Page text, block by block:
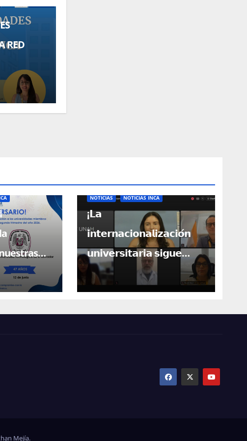
RED
NOTICIAS NOTICIAS INCA
¡𝗟𝗮
𝗶𝗻𝘁𝗲𝗿𝗻𝗮𝗰𝗶𝗼𝗻𝗮𝗹𝗶𝘇𝗮𝗰𝗶𝗼́𝗻
𝘂𝗻𝗶𝘃𝗲𝗿𝘀𝗶𝘁𝗮𝗿𝗶𝗮 𝘀𝗶𝗴𝘂𝗲
𝗮𝗯𝗿𝗶𝗲𝗻𝗱𝗼 𝗽𝘂𝗲𝗿𝘁𝗮𝘀 𝗽𝗮𝗿𝗮
𝗖𝗲𝗻𝘁𝗿𝗼𝗮𝗺𝗲́𝗿𝗶𝗰𝗮!
Mejía.